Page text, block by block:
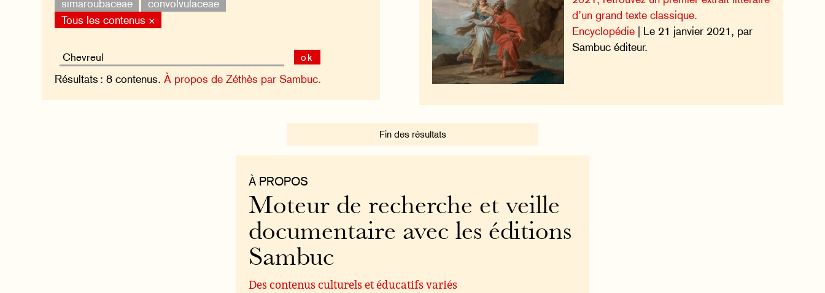
d’un grand texte classique.
Encyclopédie | Le 21 janvier 2021, par
Sambuc éditeur.
simaroubaceae
convolvulaceae
Tous les contenus ×
ok
Résultats : 8 contenus. À propos de Zéthès par Sambuc.
Fin des résultats
À PROPOS
Moteur de recherche et veille
documentaire avec les éditions
Sambuc
Des contenus culturels et éducatifs variés